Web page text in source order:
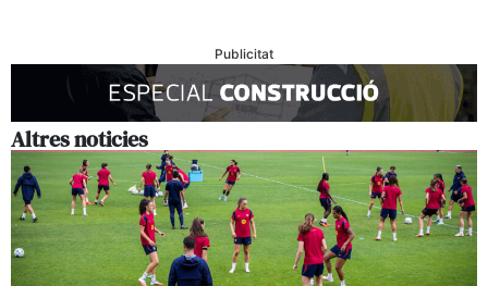
Publicitat
Altres noticies